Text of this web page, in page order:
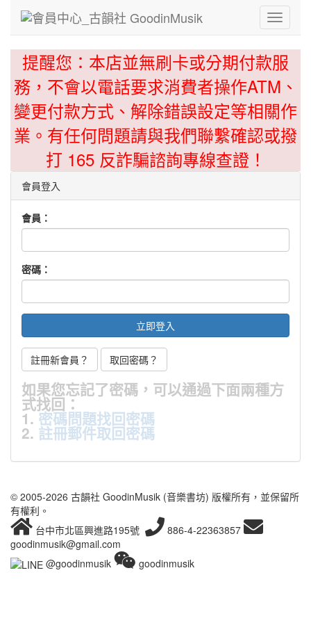
Toggle
提醒您：本店並無刷卡或分期付款服
務，不會以電話要求消費者操作ATM、
變更付款方式、解除錯誤設定等相關作
業。有任何問題請與我們聯繫確認或撥
打 165 反詐騙諮詢專線查證！
會員登入
會員：
密碼：
註冊新會員？ 取回密碼？
如果您忘記了密碼，可以通過下面兩種方
式找回：
1.密碼問題找回密碼
2. 註冊郵件取回密碼
© 2005-2026 古韻社 GoodinMusik (音樂書坊) 版權所有，並保留所
有權利。
台中市北區興進路195號
886-4-22363857
goodinmusik@gmail.com
@goodinmusik
goodinmusik